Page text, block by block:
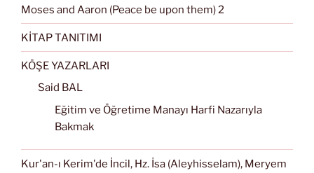
Moses and Aaron (Peace be upon them) 2
KİTAP TANITIMI
KÖŞE YAZARLARI
Said BAL
Eğitim ve Öğretime Manayı Harfi Nazarıyla
Bakmak
Kur'an-ı Kerim'de İncil, Hz. İsa (Aleyhisselam), Meryem